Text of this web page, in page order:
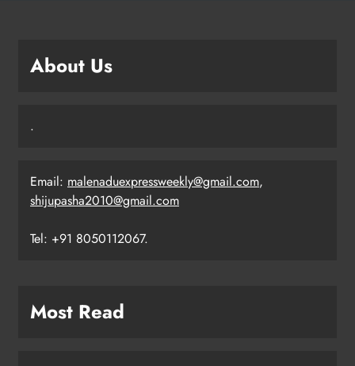
About Us
.
Email: malenaduexpressweekly@gmail.com,
shijupasha2010@gmail.com
Tel: +91 8050112067.
Most Read